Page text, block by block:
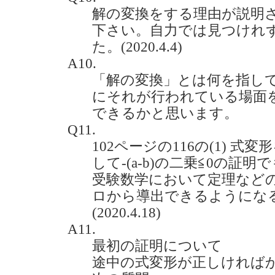
解の変換をする理由が説明
下さい。自力では見つけれ
た。(2020.4.4)
A10.
「解の変換」とは何を指
にそれが行われている場面
できるかと思います。
Q11.
102ページの116の(1) 式変
して-(a-b)の二乗≦0の証明
受験数学において定理など
ロから導出できるようにな
(2020.4.18)
A11.
最初の証明について
途中の式変形が正しければ